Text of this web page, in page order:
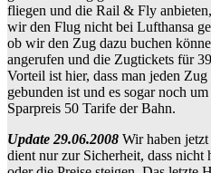
fliegen und die Rail & Fly
wir den Flug nicht bei Lufthansa
ob wir den Zug dazu buchen
angerufen und die Zugtickets für
Vorteil ist hier, dass man jeden
gebunden ist und es sogar noch
Sparpreis 50 Tarife der Bahn.
Update 29.06.2008 Wir haben
dient nur zur Sicherheit, dass nicht